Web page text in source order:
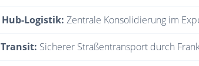
Hub-Logistik: Zentrale Konsolidierung im
Transit: Sicherer Straßentransport durch